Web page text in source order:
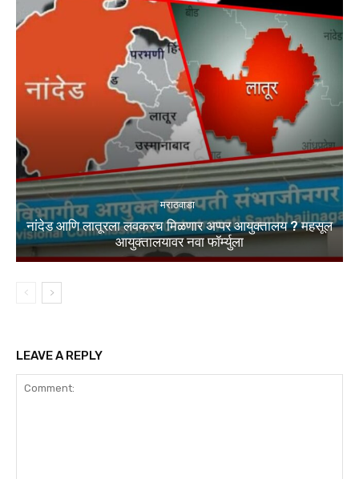
मराठवाडा
नांदेड आणि लातूरला लवकरच मिळणार अप्पर आयुक्तालय ? महसूल
आयुक्तालयावर नवा फॉर्म्युला
LEAVE A REPLY